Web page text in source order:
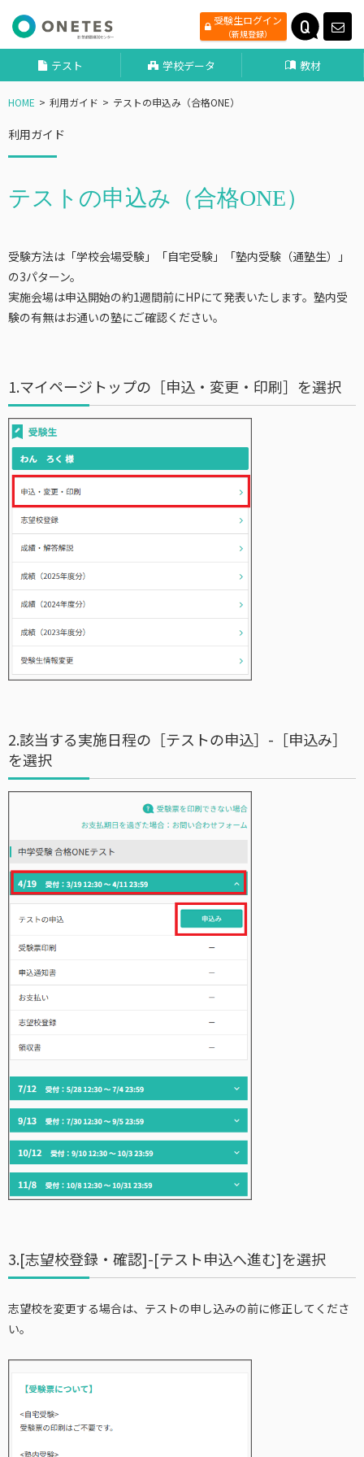
受験生ログイン
（新規登録）
テスト 学校データ 教材
HOME 利用ガイド テストの申込み（合格ONE）
利用ガイド
テストの申込み（合格ONE）
受験方法は「学校会場受験」「自宅受験」「塾内受験（通塾生）」
の3パターン。
実施会場は申込開始の約1週間前にHPにて発表いたします。塾内受
験の有無はお通いの塾にご確認ください。
1.マイページトップの［申込・変更・印刷］を選択
2.該当する実施日程の［テストの申込］-［申込み］
を選択
3.[志望校登録・確認]-[テスト申込へ進む]を選択
志望校を変更する場合は、テストの申し込みの前に修正してくださ
い。